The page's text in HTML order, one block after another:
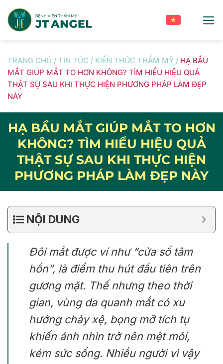
content
TRANG CHỦ / TIN TỨC / KIẾN THỨC THẨM MỸ / HẠ BẦU
MẮT GIÚP MẮT TO HƠN KHÔNG? TÌM HIỂU HIỆU QUẢ
THẬT SỰ SAU KHI THỰC HIỆN PHƯƠNG PHÁP LÀM ĐẸP
NÀY
HẠ BẦU MẮT GIÚP MẮT TO HƠN
KHÔNG? TÌM HIỂU HIỆU QUẢ
THẬT SỰ SAU KHI THỰC HIỆN
PHƯƠNG PHÁP LÀM ĐẸP NÀY
NỘI DUNG
Đôi mắt được ví như “cửa sổ tâm
hồn”, là điểm thu hút đầu tiên trên
gương mặt. Thế nhưng theo thời
gian, vùng da quanh mắt có xu
hướng chảy xệ, bọng mỡ tích tụ
khiến ánh nhìn trở nên mệt mỏi,
kém sức sống. Nhiều người vì vậy